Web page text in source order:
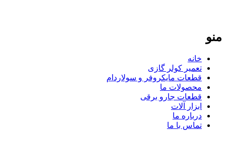
منو
خانه
تعمیر کولر گازی
قطعات مایکروفر و سولاردام
محصولات ما
قطعات جارو برقی
ابزار آلات
درباره ما
تماس با ما